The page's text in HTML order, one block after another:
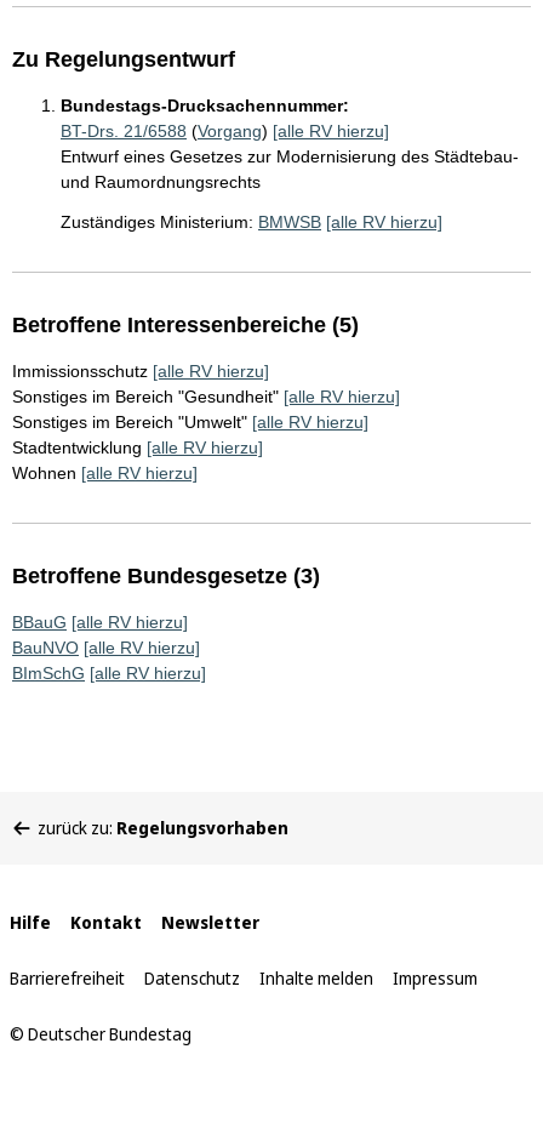
Zu Regelungsentwurf
Bundestags-Drucksachennummer:
BT-Drs. 21/6588 (Vorgang) [alle RV hierzu]
Entwurf eines Gesetzes zur Modernisierung des Städtebau-
und Raumordnungsrechts
Zuständiges Ministerium: BMWSB [alle RV hierzu]
Betroffene Interessenbereiche (5)
Immissionsschutz [alle RV hierzu]
Sonstiges im Bereich "Gesundheit" [alle RV hierzu]
Sonstiges im Bereich "Umwelt" [alle RV hierzu]
Stadtentwicklung [alle RV hierzu]
Wohnen [alle RV hierzu]
Betroffene Bundesgesetze (3)
BBauG [alle RV hierzu]
BauNVO [alle RV hierzu]
BImSchG [alle RV hierzu]
befinden
zurück zu: Regelungsvorhaben
Interne
Links
Hilfe Kontakt Newsletter
Barrierefreiheit Datenschutz Inhalte melden Impressum
© Deutscher Bundestag